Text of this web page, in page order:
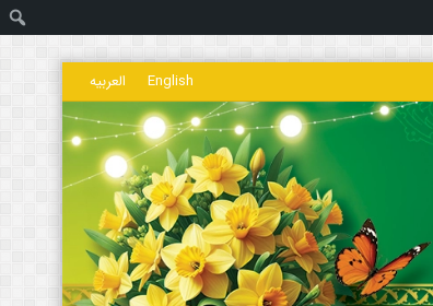
English العربیه